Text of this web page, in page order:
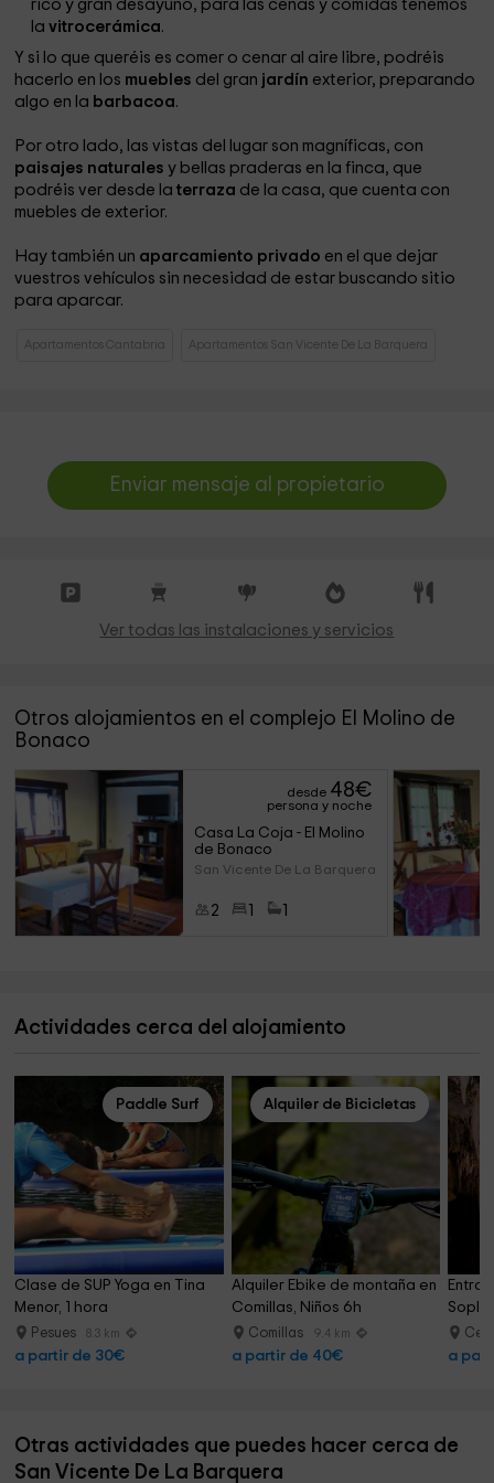
rico y gran desayuno, para las cenas y comidas tenemos
lavitrocerámica.
Y si lo que queréis es comer o cenar al aire libre, podréis
hacerlo en los muebles del gran jardín exterior, preparando
algo en la barbacoa.
Por otro lado, las vistas del lugar son magníficas, con
paisajes naturalesy bellas praderas en la finca, que
podréis ver desde laterraza de la casa, que cuenta con
muebles de exterior.
Hay también un aparcamiento privado en el que dejar
vuestros vehículos sin necesidad de estar buscando sitio
para aparcar.
Apartamentos Cantabria Apartamentos San Vicente De La Barquera
Enviar mensaje al propietario
Ver todas las instalaciones y servicios
Otros alojamientos en el complejo El Molino de
Bonaco
desde 48€
persona y noche
Casa La Coja - El Molino
de Bonaco
San Vicente De La Barquera (Ca
2
Actividades cerca del alojamiento
Paddle Surf
Clase de SUP Yoga en Tina
Menor, 1 hora
Pesues 8.3 km
a partir de 30€
Alquiler de Bicicletas
Alquiler Ebike de montaña en
Comillas, Niños 6h
Comillas 9.4 km
a partir de 40€ a
Otras actividades que puedes hacer cerca de
San Vicente De La Barquera